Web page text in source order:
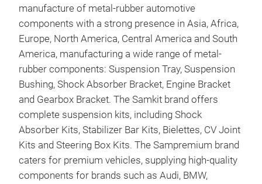
manufacture of metal-rubber automotive
components with a strong presence in Asia, Africa,
Europe, North America, Central America and South
America, manufacturing a wide range of metal-
rubber components: Suspension Tray, Suspension
Bushing, Shock Absorber Bracket, Engine Bracket
and Gearbox Bracket. The Samkit brand offers
complete suspension kits, including Shock
Absorber Kits, Stabilizer Bar Kits, Bielettes, CV Joint
Kits and Steering Box Kits. The Sampremium brand
caters for premium vehicles, supplying high-quality
components for brands such as Audi, BMW,